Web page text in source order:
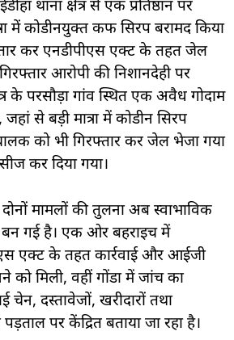
थाना क्षेत्र से एक प्रतिष्ठान पर
में कोडीनयुक्त कफ सिरप बरामद किया
कर एनडीपीएस एक्ट के तहत जेल
आरोपी की निशानदेही पर
के परसौड़ा गांव स्थित एक अवैध गोदाम
जहां से बड़ी मात्रा में कोडीन सिरप
को भी गिरफ्तार कर जेल भेजा गया
कर दिया गया।
मामलों की तुलना अब स्वाभाविक
गई है। एक ओर बहराइच में
एक्ट के तहत कार्रवाई और आईजी
को मिली, वहीं गोंडा में जांच का
दस्तावेजों, खरीदारों तथा
पड़ताल पर केंद्रित बताया जा रहा है।